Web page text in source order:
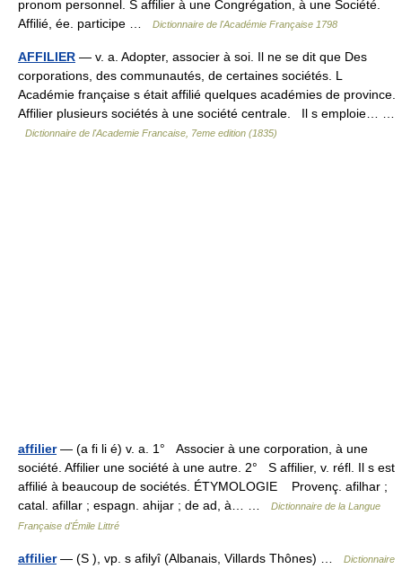
pronom personnel. S affilier à une Congrégation, à une Société.
Affilié, ée. participe …
Dictionnaire de l'Académie Française 1798
AFFILIER — v. a. Adopter, associer à soi. Il ne se dit que Des
corporations, des communautés, de certaines sociétés. L
Académie française s était affilié quelques académies de province.
Affilier plusieurs sociétés à une société centrale. Il s emploie… …
Dictionnaire de l'Academie Francaise, 7eme edition (1835)
affilier— (a fi li é) v. a. 1° Associer à une corporation, à une
société. Affilier une société à une autre. 2° S affilier, v. réfl. Il s est
affilié à beaucoup de sociétés. ÉTYMOLOGIE Provenç. afilhar ;
catal. afillar ; espagn. ahijar ; de ad, à… …
Dictionnaire de la Langue
Française d'Émile Littré
affilier— (S ), vp. s afilyî (Albanais, Villards Thônes) …
Dictionnaire